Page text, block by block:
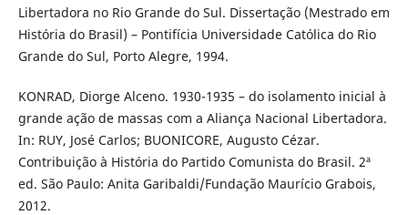
Libertadora no Rio Grande do Sul. Dissertação (Mestrado em
História do Brasil) – Pontifícia Universidade Católica do Rio
Grande do Sul, Porto Alegre, 1994.
KONRAD, Diorge Alceno. 1930-1935 – do isolamento inicial à
grande ação de massas com a Aliança Nacional Libertadora.
In: RUY, José Carlos; BUONICORE, Augusto Cézar.
Contribuição à História do Partido Comunista do Brasil. 2ª
ed. São Paulo: Anita Garibaldi/Fundação Maurício Grabois,
2012.